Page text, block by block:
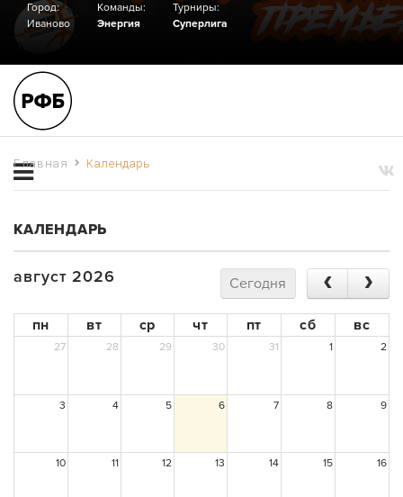
Город:
Иваново
Команды:
Энергия
Турниры:
Суперлига
Главная Календарь
КАЛЕНДАРЬ
август 2026 Сегодня
пн вт ср чт пт сб вс
27 28 29 30 31 1 2
3 4 5 6 7 8 9
10 11 12 13 14 15 16